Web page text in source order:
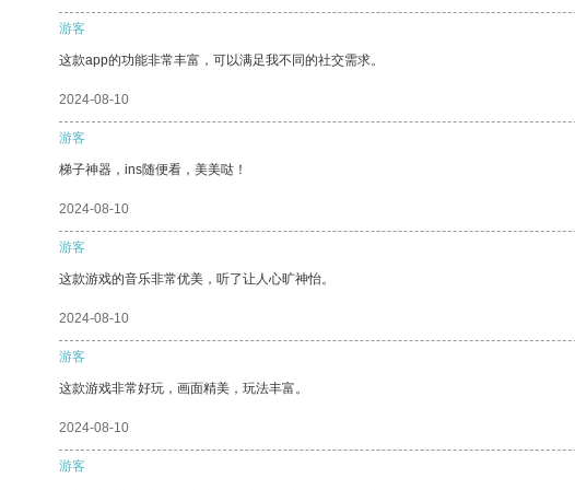
游客
这款app的功能非常丰富，可以满足我不同的社交需求。
2024-08-10
游客
梯子神器，ins随便看，美美哒！
2024-08-10
游客
这款游戏的音乐非常优美，听了让人心旷神怡。
2024-08-10
游客
这款游戏非常好玩，画面精美，玩法丰富。
2024-08-10
游客